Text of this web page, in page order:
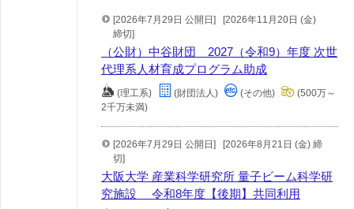
[2026年7月29日 公開日]
[2026年11月20日 (金)
締切]
（公財）中谷財団 2027（令和9）年度 次世
代理系人材育成プログラム助成
(理工系) (財団法人) (その他)
(500万～
2千万未満)
[2026年7月29日 公開日]
[2026年8月21日 (金) 締
切]
大阪大学 産業科学研究所 量子ビーム科学研
究施設 令和8年度【後期】共同利用